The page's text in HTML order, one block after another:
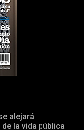
alejará
la vida pública